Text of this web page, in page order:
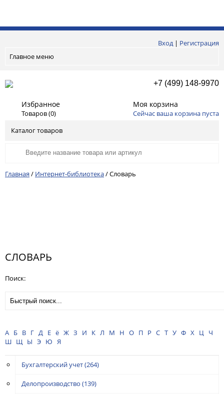
Вход| Регистрация
Главное меню
+7 (499) 148-9970
Избранное
Товаров (0)
Моя корзина
Сейчас ваша корзина пуста
Каталог товаров
Главная / Интернет-библиотека/Словарь
СЛОВАРЬ
Поиск:
А Б В Г Д Е ё Ж З И К Л М Н О П Р С Т У Ф Х Ц
Ч
Ш Щ Ы Э Ю Я
Бухгалтерский учет(264)
Делопроизводство (139)